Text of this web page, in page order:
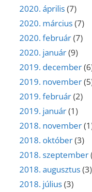
2020. április(7)
2020. március(7)
2020. február(7)
2020. január(9)
2019. december
2019. november
2019. február(2)
2019. január(1)
2018. november
2018. október(3)
2018. szeptember
2018. augusztus(3)
2018. július(3)